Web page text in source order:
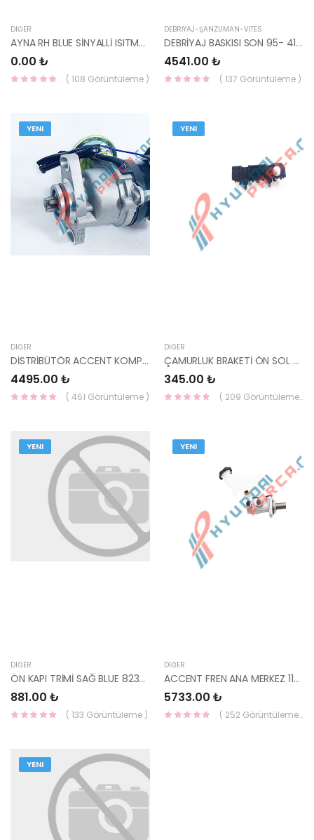
DIĞER
AYNA RH BLUE SİNYALLİ ISITMALI-
0.00 ₺
( 108 Görüntüleme )
DEBRİYAJ-ŞANZUMAN-VİTES
DEBRİYAJ BASKISI SON 95- 41300-37020-HMC
4541.00 ₺
( 137 Görüntüleme )
YENI
DIĞER
DİSTRİBÜTÖR ACCENT KOMPLE 95-99 1,3 27100-22301-YS
4495.00 ₺
( 461 Görüntüleme )
YENI
DIĞER
ÇAMURLUK BRAKETİ ÖN SOL CERATO 2015- 86513-A7000-HMC
345.00 ₺
( 209 Görüntüleme )
YENI
DIĞER
ÖN KAPI TRİMİ SAĞ BLUE 82392-1R010-HMC
881.00 ₺
( 133 Görüntüleme )
YENI
DIĞER
ACCENT FREN ANA MERKEZ 11=> BLUE 58510-1R200-MOBIS
5733.00 ₺
( 252 Görüntüleme )
YENI